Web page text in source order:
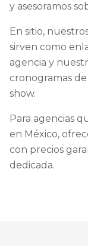
y asesoramos
En sitio,
sirven como
agencia y
cronogramas
show.
Para agencias
en México,
con precios
dedicada.